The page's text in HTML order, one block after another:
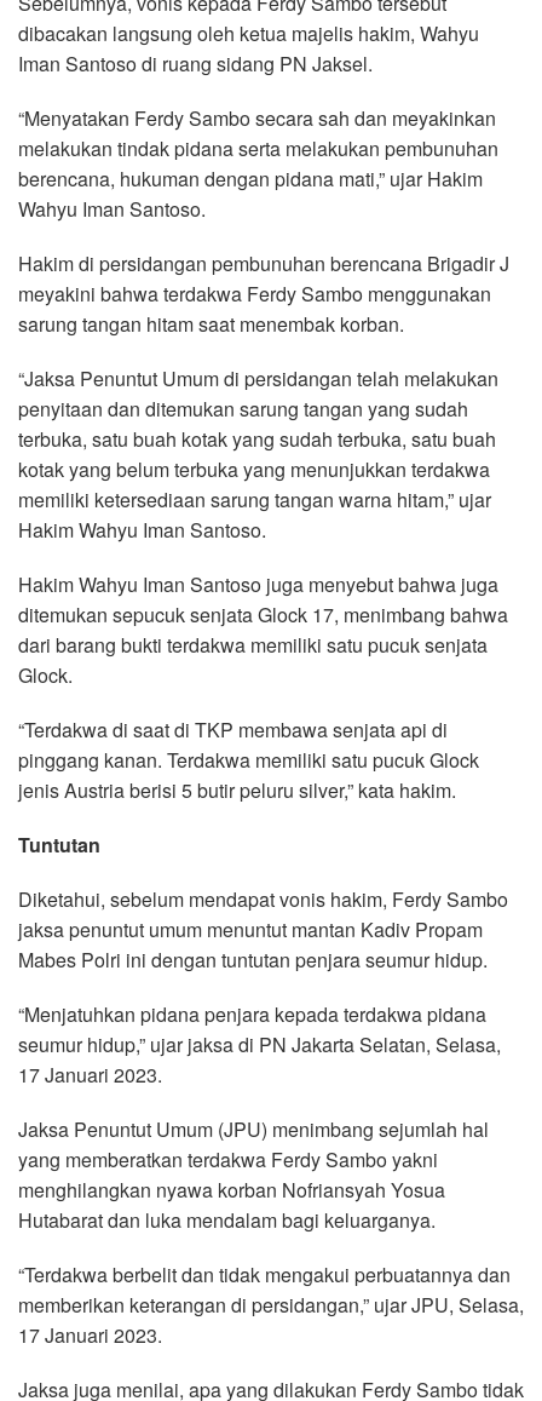
dibacakan langsung oleh ketua majelis hakim, Wahyu
Iman Santoso di ruang sidang PN Jaksel.
“Menyatakan Ferdy Sambo secara sah dan meyakinkan
melakukan tindak pidana serta melakukan pembunuhan
berencana, hukuman dengan pidana mati,” ujar Hakim
Wahyu Iman Santoso.
Hakim di persidangan pembunuhan berencana Brigadir J
meyakini bahwa terdakwa Ferdy Sambo menggunakan
sarung tangan hitam saat menembak korban.
“Jaksa Penuntut Umum di persidangan telah melakukan
penyitaan dan ditemukan sarung tangan yang sudah
terbuka, satu buah kotak yang sudah terbuka, satu buah
kotak yang belum terbuka yang menunjukkan terdakwa
memiliki ketersediaan sarung tangan warna hitam,” ujar
Hakim Wahyu Iman Santoso.
Hakim Wahyu Iman Santoso juga menyebut bahwa juga
ditemukan sepucuk senjata Glock 17, menimbang bahwa
dari barang bukti terdakwa memiliki satu pucuk senjata
Glock.
“Terdakwa di saat di TKP membawa senjata api di
pinggang kanan. Terdakwa memiliki satu pucuk Glock
jenis Austria berisi 5 butir peluru silver,” kata hakim.
Tuntutan
Diketahui, sebelum mendapat vonis hakim, Ferdy Sambo
jaksa penuntut umum menuntut mantan Kadiv Propam
Mabes Polri ini dengan tuntutan penjara seumur hidup.
“Menjatuhkan pidana penjara kepada terdakwa pidana
seumur hidup,” ujar jaksa di PN Jakarta Selatan, Selasa,
17 Januari 2023.
Jaksa Penuntut Umum (JPU) menimbang sejumlah hal
yang memberatkan terdakwa Ferdy Sambo yakni
menghilangkan nyawa korban Nofriansyah Yosua
Hutabarat dan luka mendalam bagi keluarganya.
“Terdakwa berbelit dan tidak mengakui perbuatannya dan
memberikan keterangan di persidangan,” ujar JPU, Selasa,
17 Januari 2023.
Jaksa juga menilai, apa yang dilakukan Ferdy Sambo tidak